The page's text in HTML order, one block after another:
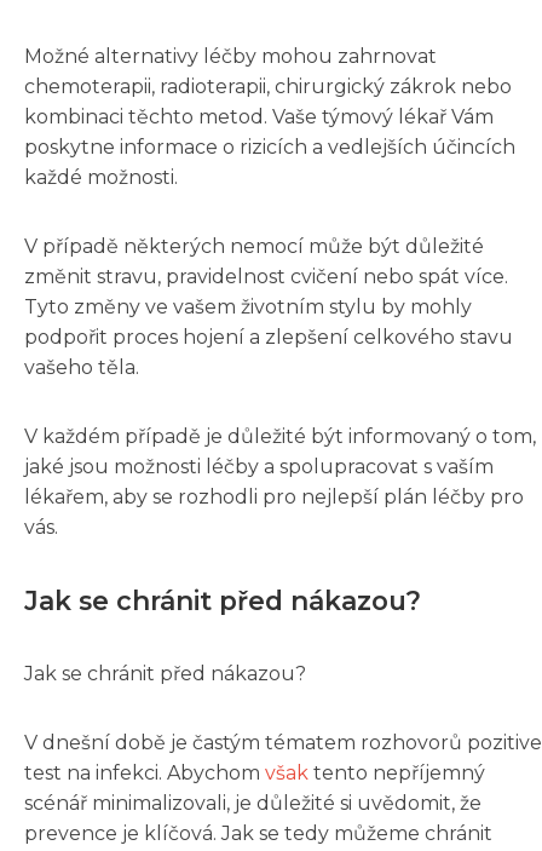
Možné alternativy léčby mohou zahrnovat
chemoterapii, radioterapii, chirurgický zákrok nebo
kombinaci těchto metod. Vaše týmový lékař Vám
poskytne informace o rizicích a vedlejších účincích
každé možnosti.
V případě některých nemocí může být důležité
změnit stravu, pravidelnost cvičení nebo spát více.
Tyto změny ve vašem životním stylu by mohly
podpořit proces hojení a zlepšení celkového stavu
vašeho těla.
V každém případě je důležité být informovaný o tom,
jaké jsou možnosti léčby a spolupracovat s vaším
lékařem, aby se rozhodli pro nejlepší plán léčby pro
vás.
Jak se chránit před nákazou?
Jak se chránit před nákazou?
V dnešní době je častým tématem rozhovorů pozitive
test na infekci. Abychom však tento nepříjemný
scénář minimalizovali, je důležité si uvědomit, že
prevence je klíčová. Jak se tedy můžeme chránit